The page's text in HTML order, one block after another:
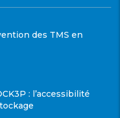
des TMS en
: l’accessibilité